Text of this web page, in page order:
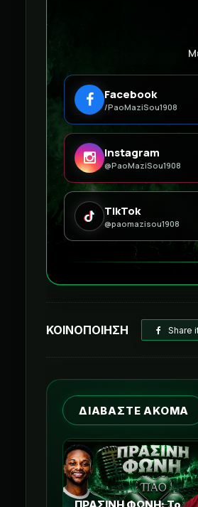
Facebook
/PaoMaziSou1908
Instagram
@PaoMaziSou1908
TikTok
@paomazisou1908
ΚΟΙΝΟΠΟΙΗΣΗ Share
ΔΙΑΒΑΣΤΕ ΑΚΟΜΑ